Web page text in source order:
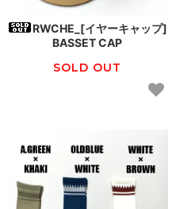
RWCHE_[イヤーキャップ]
BASSET CAP
SOLD OUT